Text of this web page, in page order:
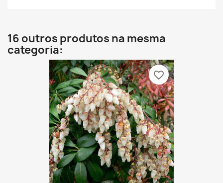
16 outros produtos na mesma
categoria:
favorite_border